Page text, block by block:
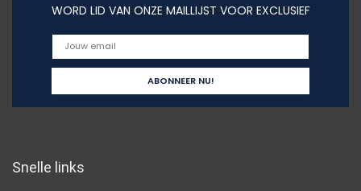
WORD LID VAN ONZE MAILLIJST VOOR EXCLUSIEF
Snelle links